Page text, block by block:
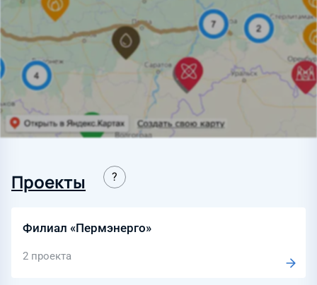
Проекты
Филиал «Пермэнерго»
2 проекта